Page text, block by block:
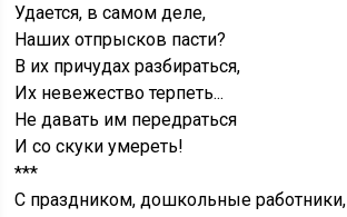
Удается, в самом деле,
Наших отпрысков пасти?
В их причудах разбираться,
Их невежество терпеть...
Не давать им передраться
И со скуки умереть!
***
С праздником, дошкольные работники,